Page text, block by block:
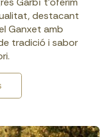
destacant
Ganxet amb
tradició i sabor